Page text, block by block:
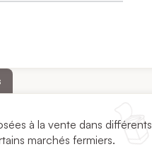
à la vente dans différents
marchés fermiers.